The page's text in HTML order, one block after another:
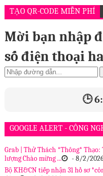
TẠO QR-CODE MIỄN PHÍ
Mời bạn nhập
số điện thoại
🕒
GOOGLE ALERT - CÔNG
Grab | Thử Thách *Thông*
lượng Chào mừng ...
- 8/2/
Bộ KH&CN tiếp nhận 31 hồ sơ